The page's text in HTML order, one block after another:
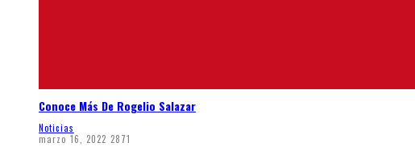
Conoce Más De Rogelio Salazar
Noticias
marzo 16, 2022 2871